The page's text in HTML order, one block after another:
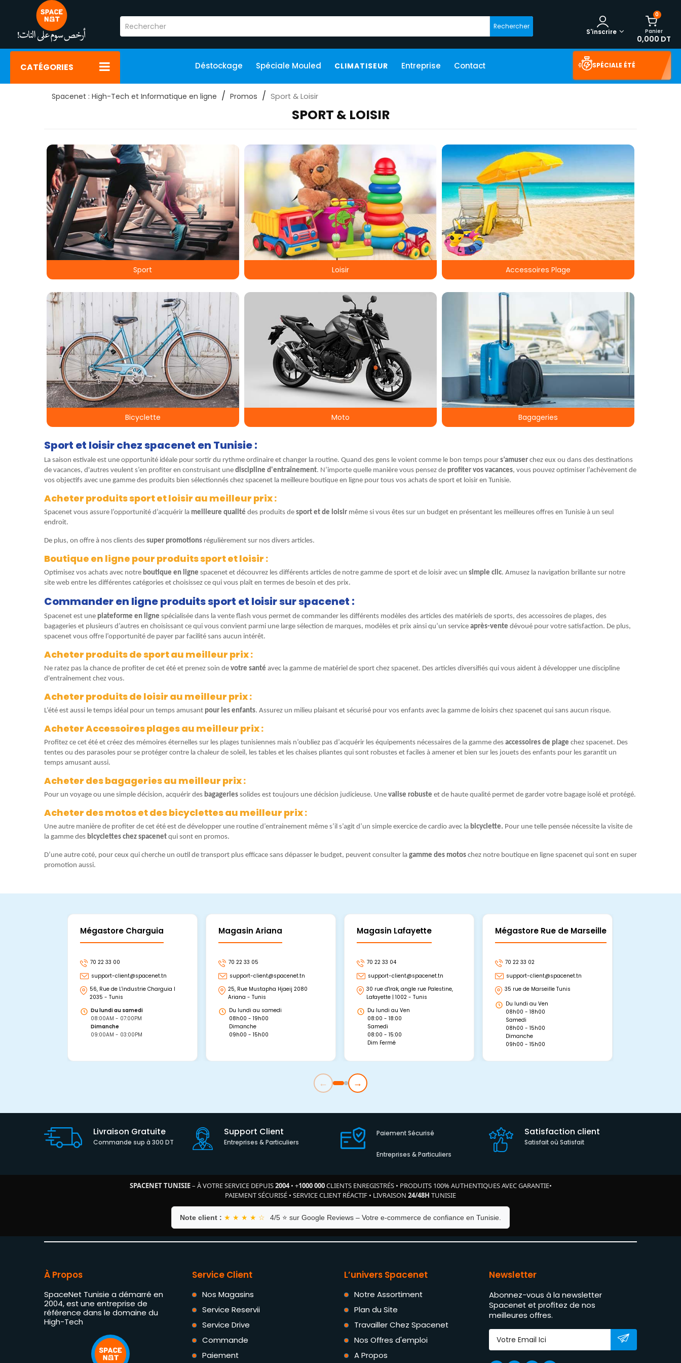
Rechercher
0
Panier
0,000 DT
S'inscrire
CATÉGORIES Déstockage Spéciale Mouled CLIMATISEUR Entreprise Contact SPÉCIALE ÉTÉ
Spacenet : High-Tech et Informatique en ligne Promos Sport & Loisir
SPORT & LOISIR
Sport Loisir Accessoires Plage
Bicyclette Moto Bagageries
Sport et loisir chez spacenet en Tunisie :
La saison estivale est une opportunité idéale pour sortir du rythme ordinaire et changer la routine. Quand des gens le voient comme le bon temps pour s’amuser chez eux ou dans des destinations
de vacances, d'autres veulent s’en profiter en construisant une discipline d'entraînement. N’importe quelle manière vous pensez de profiter vos vacances, vous pouvez optimiser l’achèvement de
vos objectifs avec une gamme des produits bien sélectionnés chez spacenet la meilleure boutique en ligne pour tous vos achats de sport et loisir en Tunisie.
Acheter produits sport et loisir au meilleur prix :
Spacenet vous assure l’opportunité d’acquérir la meilleure qualité des produits de sport et de loisir même si vous êtes sur un budget en présentant les meilleures offres en Tunisie à un seul
endroit.
De plus, on offre à nos clients des super promotions régulièrement sur nos divers articles.
Boutique en ligne pour produits sport et loisir :
Optimisez vos achats avec notre boutique en ligne spacenet et découvrez les différents articles de notre gamme de sport et de loisir avec un simple clic. Amusez la navigation brillante sur notre
site web entre les différentes catégories et choisissez ce qui vous plaît en termes de besoin et des prix.
Commander en ligne produits sport et loisir sur spacenet :
Spacenet est une plateforme en ligne spécialisée dans la vente flash vous permet de commander les différents modèles des articles des matériels de sports, des accessoires de plages, des
bagageries et plusieurs d’autres en choisissant ce qui vous convient parmi une large sélection de marques, modèles et prix ainsi qu’un service après-vente dévoué pour votre satisfaction. De plus,
spacenet vous offre l’opportunité de payer par facilité sans aucun intérêt.
Acheter produits de sport au meilleur prix :
Ne ratez pas la chance de profiter de cet été et prenez soin de votre santé avec la gamme de matériel de sport chez spacenet. Des articles diversifiés qui vous aident à développer une discipline
d'entraînement chez vous.
Acheter produits de loisir au meilleur prix :
L’été est aussi le temps idéal pour un temps amusant pour les enfants. Assurez un milieu plaisant et sécurisé pour vos enfants avec la gamme de loisirs chez spacenet qui sans aucun risque.
Acheter Accessoires plages au meilleur prix :
Profitez ce cet été et créez des mémoires éternelles sur les plages tunisiennes mais n’oubliez pas d’acquérir les équipements nécessaires de la gamme des accessoires de plage chez spacenet. Des
tentes ou des parasoles pour se protéger contre la chaleur de soleil, les tables et les chaises pliantes qui sont robustes et faciles à amener et bien sur les jouets des enfants pour les garantit un
temps amusant aussi.
Acheter des bagageries au meilleur prix :
Pour un voyage ou une simple décision, acquérir des bagageries solides est toujours une décision judicieuse. Une valise robuste et de haute qualité permet de garder votre bagage isolé et protégé.
Acheter des motos et des bicyclettes au meilleur prix :
Une autre manière de profiter de cet été est de développer une routine d’entrainement même s’il s’agit d’un simple exercice de cardio avec la bicyclette. Pour une telle pensée nécessite la visite de
la gamme des bicyclettes chez spacenet qui sont en promos.
D’une autre coté, pour ceux qui cherche un outil de transport plus efficace sans dépasser le budget, peuvent consulter la gamme des motos chez notre boutique en ligne spacenet qui sont en super
promotion aussi.
Mégastore Charguia
70 22 33 00
support-client@spacenet.tn
56, Rue de L'industrie Charguia I
2035 - Tunis
Du lundi au samedi
08:00AM - 07:00PM
Dimanche
09:00AM - 03:00PM
Magasin Ariana
70 22 33 05
support-client@spacenet.tn
25, Rue Mustapha Hjaeij 2080
Ariana - Tunis
Du lundi au samedi
08h00 - 19h00
Dimanche
09h00 - 15h00
Magasin Lafayette
70 22 33 04
support-client@spacenet.tn
30 rue d'Irak, angle rue Palestine,
Lafayette | 1002 - Tunis
Du lundi au Ven
08:00 - 18:00
Samedi
08:00 - 15:00
Dim Fermé
Mégastore Rue de Marseille
70 22 33 02
support-client@spacenet.tn
35 rue de Marseille Tunis
Du lundi au Ven
08h00 - 18h00
Samedi
08h00 - 15h00
Dimanche
09h00 - 15h00
← →
Livraison Gratuite
Commande sup à 300 DT
Support Client
Entreprises & Particuliers
Paiement Sécurisé
Entreprises & Particuliers
Satisfaction client
Satisfait où Satisfait
SPACENET TUNISIE– À VOTRE SERVICE DEPUIS2004• +1000 000CLIENTS ENREGISTRÉS• PRODUITS 100% AUTHENTIQUES AVEC GARANTIE•
PAIEMENT SÉCURISÉ • SERVICE CLIENT RÉACTIF • LIVRAISON 24/48H TUNISIE
Note client : ★ ★ ★ ★ ☆ 4/5 ⭐ sur Google Reviews – Votre e-commerce de confiance en Tunisie.
À Propos
SpaceNet Tunisie a démarré en
2004, est une entreprise de
référence dans le domaine du
High-Tech
Service Client
Nos Magasins
Service Reservii
Service Drive
Commande
Paiement
L’univers Spacenet
Notre Assortiment
Plan du Site
Travailler Chez Spacenet
Nos Offres d'emploi
A Propos
Newsletter
Abonnez-vous à la newsletter
Spacenet et profitez de nos
meilleures offres.